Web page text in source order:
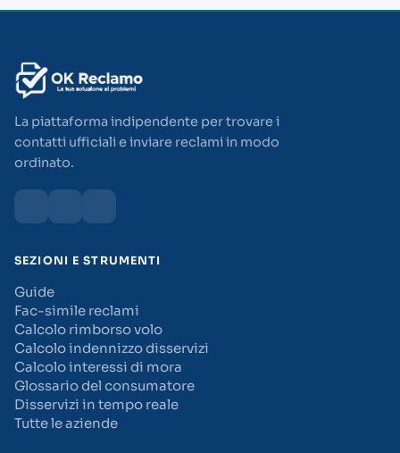
La piattaforma indipendente per trovare i
contatti ufficiali e inviare reclami in modo
ordinato.
SEZIONI E STRUMENTI
Guide
Fac-simile reclami
Calcolo rimborso volo
Calcolo indennizzo disservizi
Calcolo interessi di mora
Glossario del consumatore
Disservizi in tempo reale
Tutte le aziende